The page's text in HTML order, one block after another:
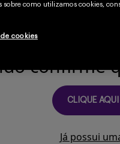
confirme
CLIQUE AQUI
Já possui
sobre como utilizamos cookies,
cookies